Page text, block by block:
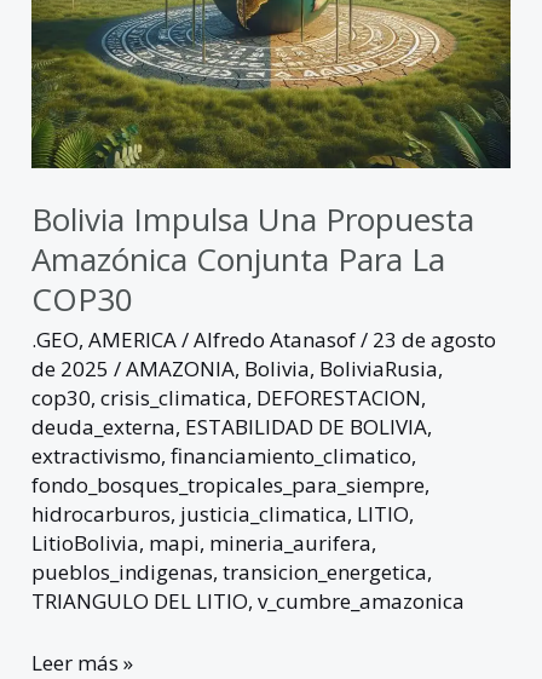
Bolivia Impulsa Una Propuesta
Amazónica Conjunta Para La
COP30
.GEO,AMERICA/Alfredo Atanasof/ 23 de agosto
de 2025/AMAZONIA, Bolivia, BoliviaRusia,
cop30,crisis_climatica, DEFORESTACION,
deuda_externa, ESTABILIDAD DE BOLIVIA,
extractivismo,financiamiento_climatico,
fondo_bosques_tropicales_para_siempre,
hidrocarburos, justicia_climatica, LITIO,
LitioBolivia, mapi, mineria_aurifera,
pueblos_indigenas,transicion_energetica,
TRIANGULO DEL LITIO,v_cumbre_amazonica
Leer más »